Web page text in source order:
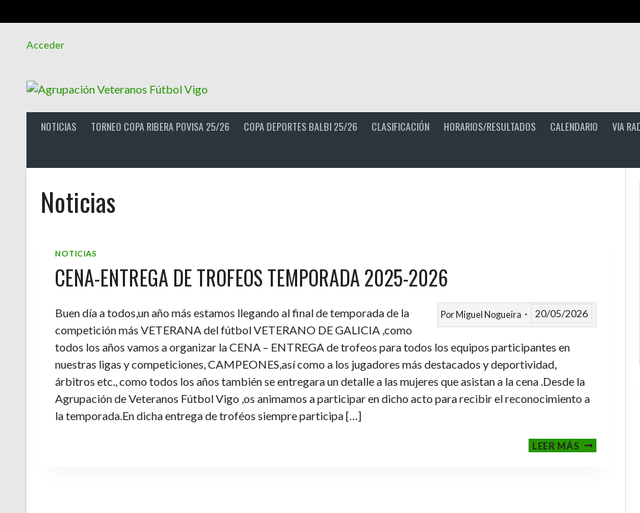
Acceder
NOTICIAS TORNEO COPA RIBERA POVISA 25/26 COPA DEPORTES BALBI 25/26 CLASIFICACIÓN HORARIOS/RESULTADOS CALENDARIO VIA
Noticias
NOTICIAS
CENA-ENTREGA DE TROFEOS TEMPORADA 2025-2026
PorMiguel Nogueira 20/05/2026
Buen día a todos,un año más estamos llegando al final de temporada de la
competición más VETERANA del fútbol VETERANO DE GALICIA ,como
todos los años vamos a organizar la CENA – ENTREGA de trofeos para todos los equipos participantes en
nuestras ligas y competiciones, CAMPEONES,así como a los jugadores más destacados y deportividad,
árbitros etc., como todos los años también se entregara un detalle a las mujeres que asistan a la cena .Desde la
Agrupación de Veteranos Fútbol Vigo ,os animamos a participar en dicho acto para recibir el reconocimiento a
la temporada.En dicha entrega de troféos siempre participa […]
LEER MÁSCENA-
ENTREGA